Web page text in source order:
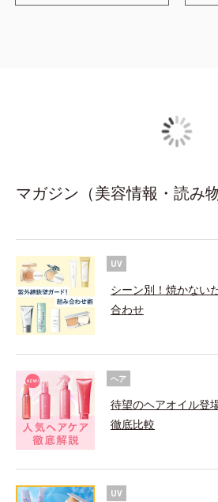
マガジン（美容情報・読み物
UV
シーン別！焼かない
合わせ
ヘア
待望のヘアオイル登
徹底比較
UV